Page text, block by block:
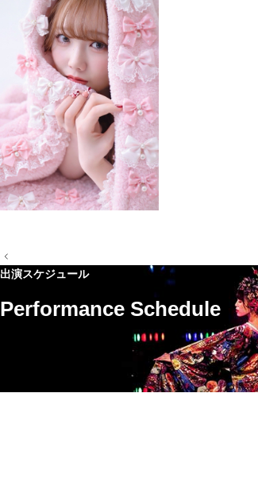
YOGA
サンプルテキスト。サンプルテキスト。
投
稿
ナ
ゲ
ー
出演スケジュール
Performance Schedule